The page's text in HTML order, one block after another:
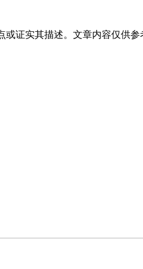
或证实其描述。文章内容仅供参